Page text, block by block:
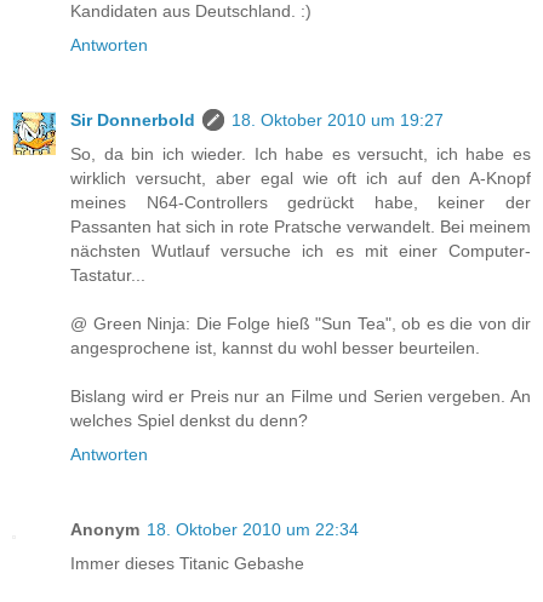
Kandidaten aus Deutschland. :)
Antworten
Sir Donnerbold
18. Oktober 2010 um 19:27
So, da bin ich wieder. Ich habe es versucht, ich habe es
wirklich versucht, aber egal wie oft ich auf den A-Knopf
meines N64-Controllers gedrückt habe, keiner der
Passanten hat sich in rote Pratsche verwandelt. Bei meinem
nächsten Wutlauf versuche ich es mit einer Computer-
Tastatur...
@ Green Ninja: Die Folge hieß "Sun Tea", ob es die von dir
angesprochene ist, kannst du wohl besser beurteilen.
Bislang wird er Preis nur an Filme und Serien vergeben. An
welches Spiel denkst du denn?
Antworten
Anonym 18. Oktober 2010 um 22:34
Immer dieses Titanic Gebashe